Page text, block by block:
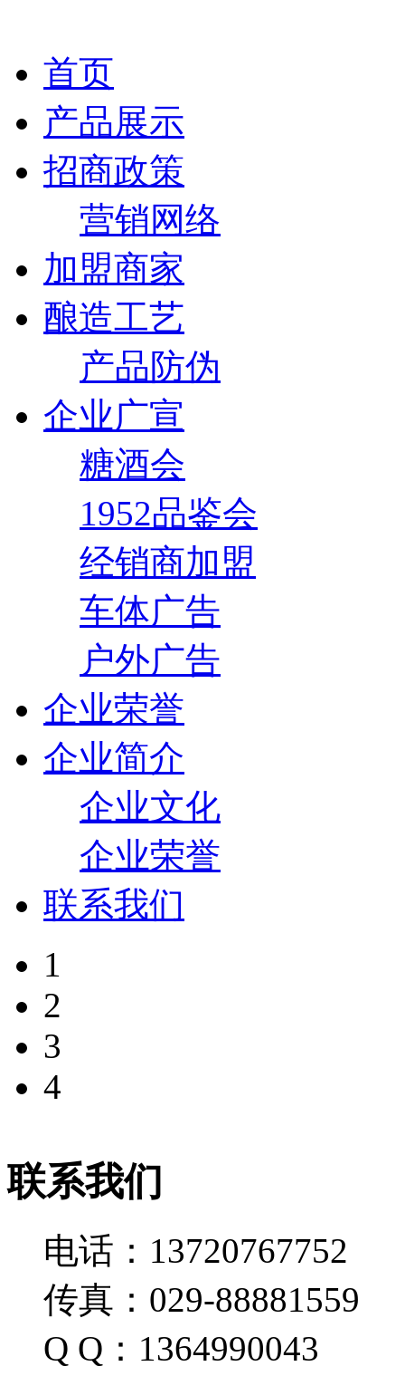
首页
产品展示
招商政策
营销网络
加盟商家
酿造工艺
产品防伪
企业广宣
糖酒会
1952品鉴会
经销商加盟
车体广告
户外广告
企业荣誉
企业简介
企业文化
企业荣誉
联系我们
1
2
3
4
联系我们
电话：13720767752
传真：029-88881559
Q Q：1364990043